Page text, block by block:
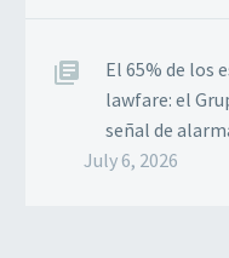
El 65% de los
lawfare: el
señal de
July 6, 2026